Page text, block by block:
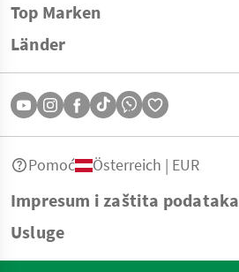
Top Marken
Länder
Impresum i zaštita podataka
Usluge
Pomoć Österreich | EUR